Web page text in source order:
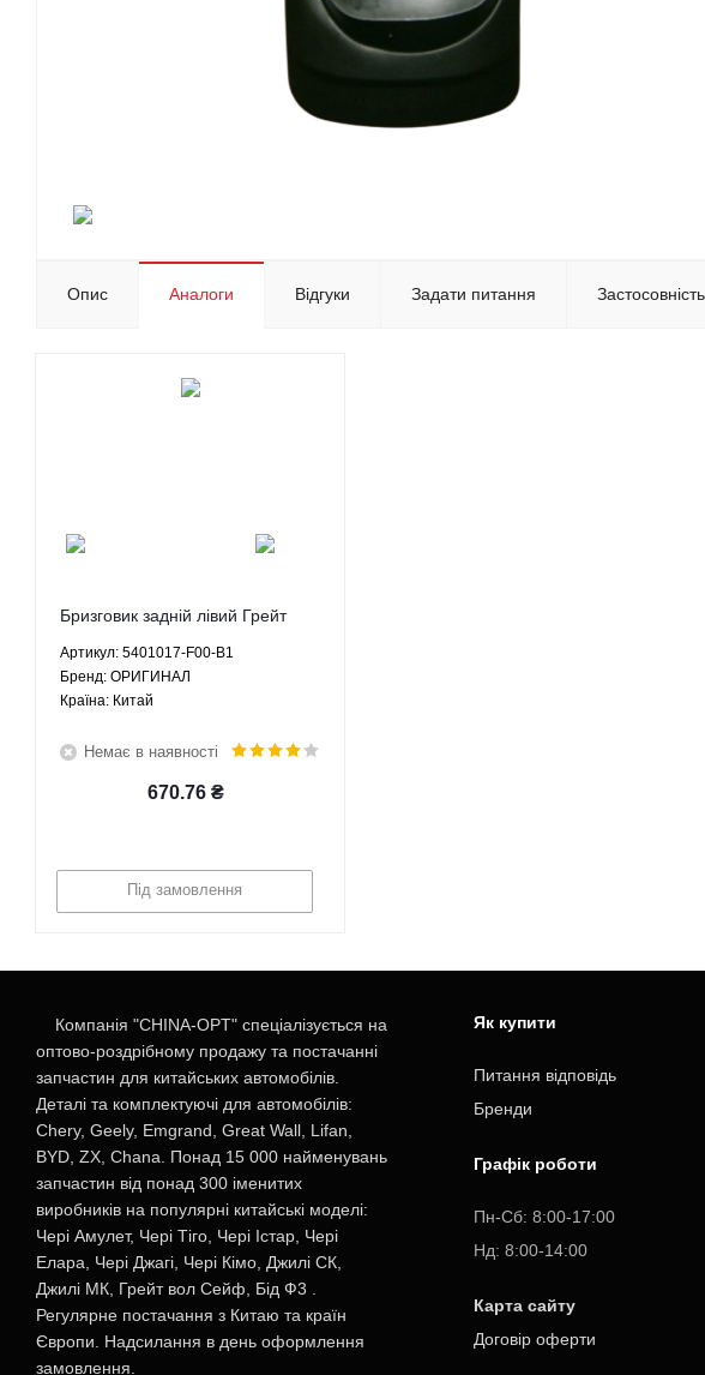
Опис Аналоги Відгуки Задати питання
Бризговик задній лівий Грейт
Wall Safe F1 Safe G5 2.2 МКПП -
5401017-F00-B1 ОРИГИНАЛ
Артикул: 5401017-F00-B1
Брeнд: ОРИГИНАЛ
Країна: Китай
Немає в наявності
670.76 ₴
Під замовлення
Компанія "CHINA-OPT" спеціалізується на
оптово-роздрібному продажу та постачанні
запчастин для китайських автомобілів.
Деталі та комплектуючі для автомобілів:
Chery, Geely, Emgrand, Great Wall, Lifan,
BYD, ZX, Chana. Понад 15 000 найменувань
запчастин від понад 300 іменитих
виробників на популярні китайські моделі:
Чері Амулет, Чері Тіго, Чері Істар, Чері
Елара, Чері Джагі, Чері Кімо, Джилі СК,
Джилі МК, Грейт вол Сейф, Бід Ф3 .
Регулярне постачання з Китаю та країн
Європи. Надсилання в день оформлення
замовлення.
Як купити
Питання відповідь
Бренди
Графік роботи
Пн-Cб: 8:00-17:00
Нд: 8:00-14:00
Карта сайту
Договір оферти